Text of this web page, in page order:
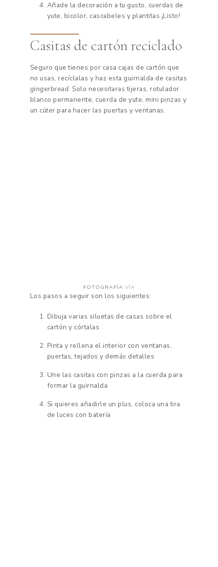
Añade la decoración a tu gusto, cuerdas de
yute, bicolor, cascabeles y plantitas ¡Listo!
Casitas de cartón reciclado
Seguro que tienes por casa cajas de cartón que
no usas, recíclalas y haz esta guirnalda de casitas
gingerbread. Solo necesitaras tijeras, rotulador
blanco permanente, cuerda de yute, mini pinzas y
un cúter para hacer las puertas y ventanas.
FOTOGRAFÍA VÍA
Los pasos a seguir son los siguientes:
Dibuja varias siluetas de casas sobre el
cartón y córtalas
Pinta y rellena el interior con ventanas,
puertas, tejados y demás detalles
Une las casitas con pinzas a la cuerda para
formar la guirnalda
Si quieres añadirle un plus, coloca una tira
de luces con batería